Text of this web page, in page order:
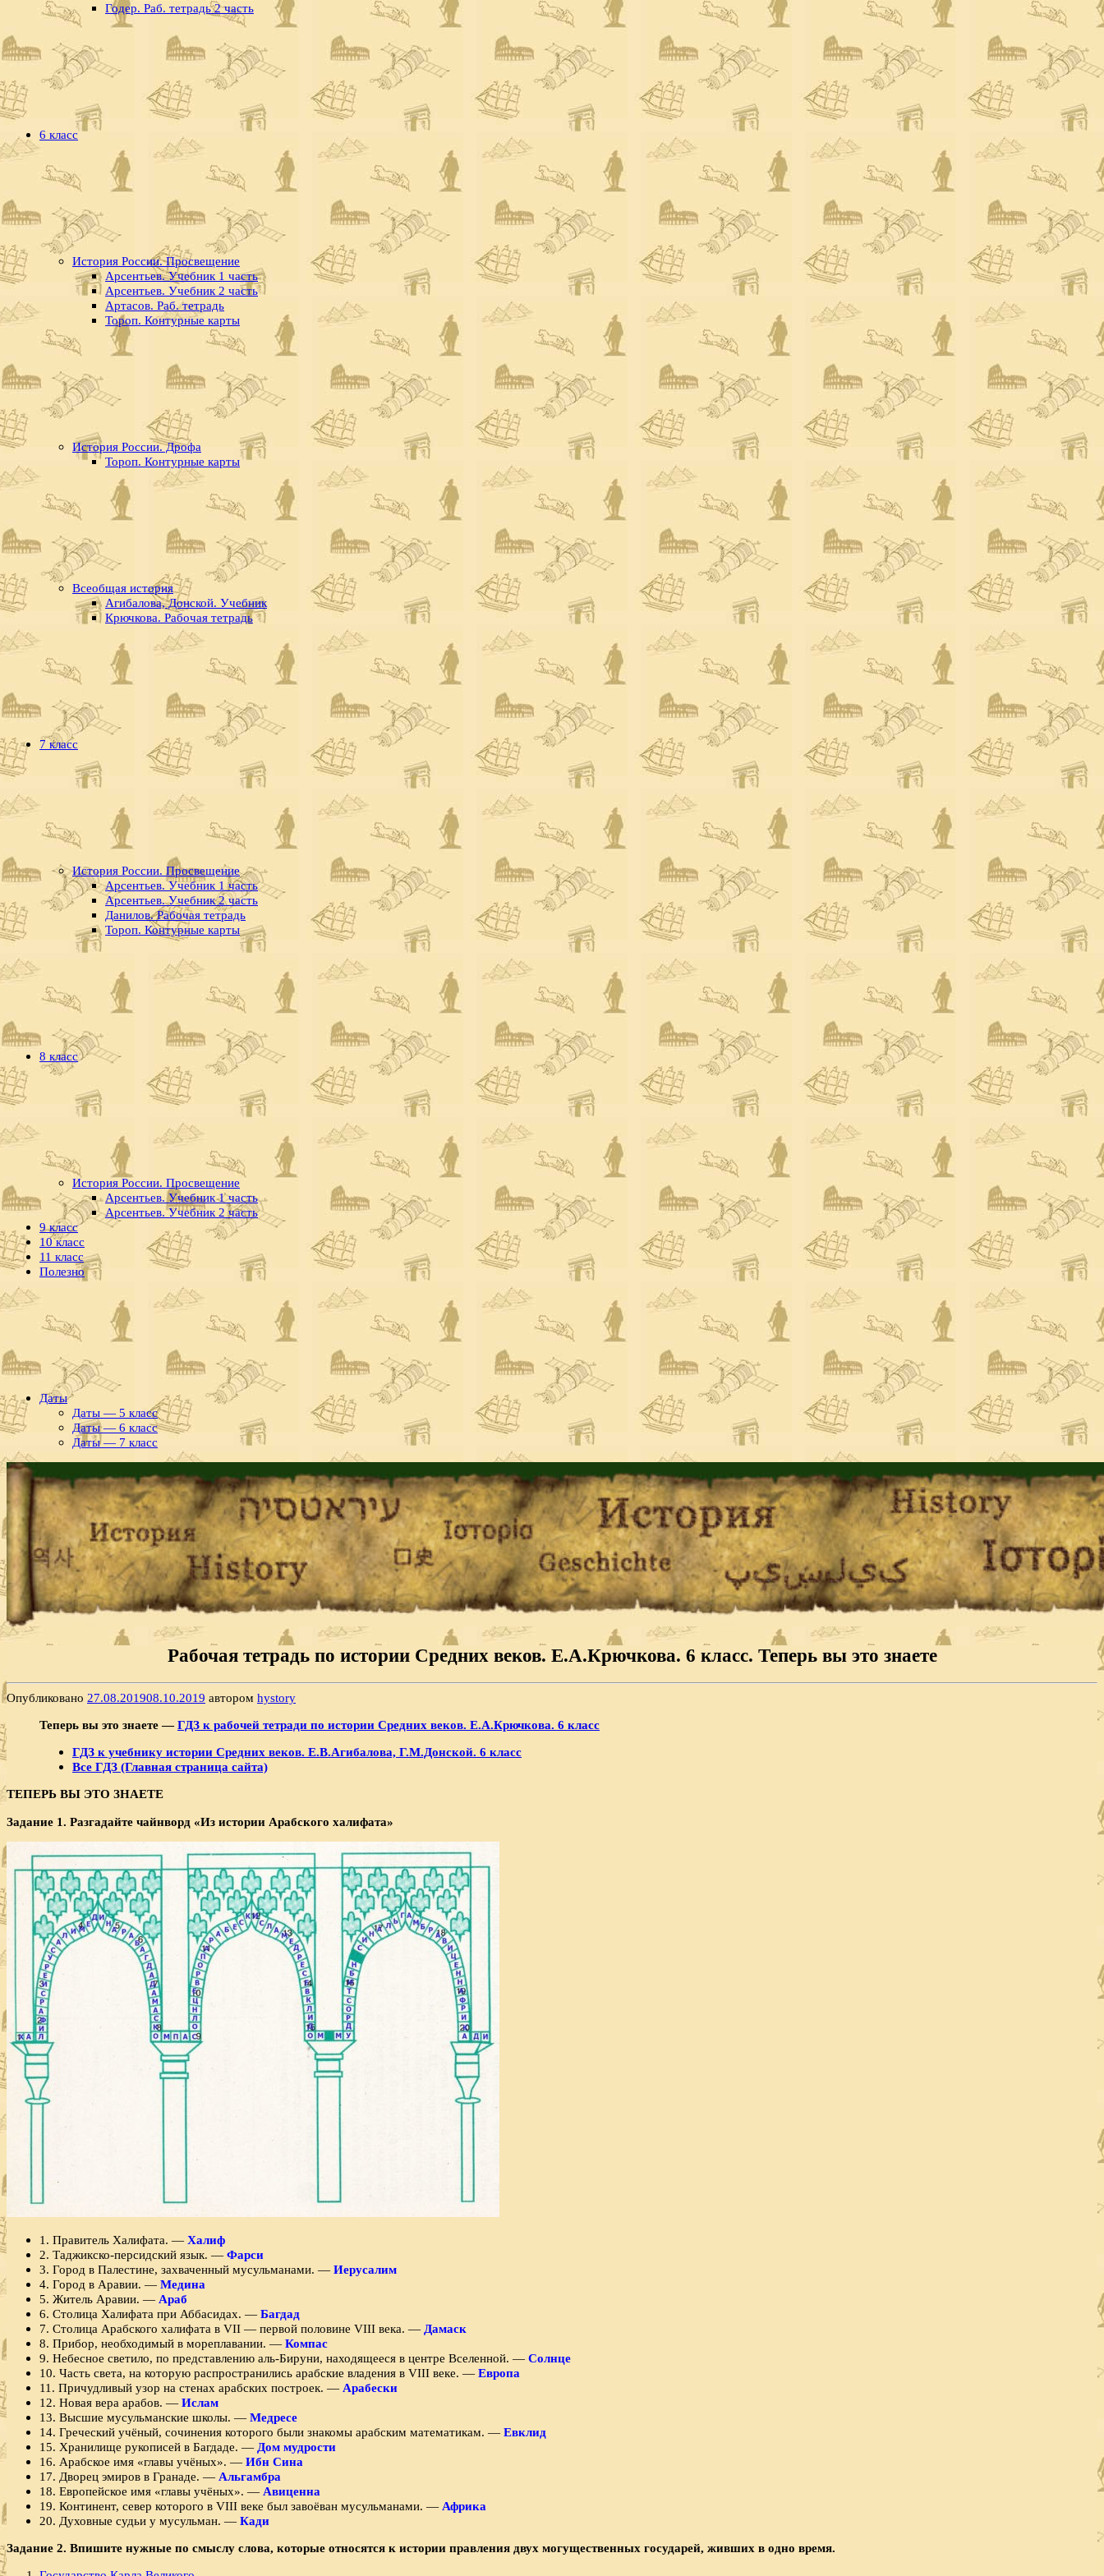
Годер. Раб. тетрадь 2 часть
6 класс
История России. Просвещение
Арсентьев. Учебник 1 часть
Арсентьев. Учебник 2 часть
Артасов. Раб. тетрадь
Тороп. Контурные карты
История России. Дрофа
Тороп. Контурные карты
Всеобщая история
Агибалова, Донской. Учебник
Крючкова. Рабочая тетрадь
7 класс
История России. Просвещение
Арсентьев. Учебник 1 часть
Арсентьев. Учебник 2 часть
Данилов. Рабочая тетрадь
Тороп. Контурные карты
8 класс
История России. Просвещение
Арсентьев. Учебник 1 часть
Арсентьев. Учебник 2 часть
9 класс
10 класс
11 класс
Полезно
Даты
Даты — 5 класс
Даты — 6 класс
Даты — 7 класс
Рабочая тетрадь по истории Средних веков. Е.А.Крючкова. 6 класс. Теперь вы это знаете
Опубликовано 27.08.201908.10.2019 автором hystory
Теперь вы это знаете —ГДЗ к рабочей тетради по истории Средних веков. Е.А.Крючкова. 6 класс
ГДЗ к учебнику истории Средних веков. Е.В.Агибалова, Г.М.Донской. 6 класс
Все ГДЗ (Главная страница сайта)
ТЕПЕРЬ ВЫ ЭТО ЗНАЕТЕ
Задание 1. Разгадайте чайнворд «Из истории Арабского халифата»
1. Правитель Халифата. — Халиф
2. Таджикско-персидский язык. — Фарси
3. Город в Палестине, захваченный мусульманами. — Иерусалим
4. Город в Аравии. — Медина
5. Житель Аравии. — Араб
6. Столица Халифата при Аббасидах. — Багдад
7. Столица Арабского халифата в VII — первой половине VIII века. — Дамаск
8. Прибор, необходимый в мореплавании. — Компас
9. Небесное светило, по представлению аль-Бируни, находящееся в центре Вселенной. — Солнце
10. Часть света, на которую распространились арабские владения в VIII веке. — Европа
11. Причудливый узор на стенах арабских построек. — Арабески
12. Новая вера арабов. — Ислам
13. Высшие мусульманские школы. — Медресе
14. Греческий учёный, сочинения которого были знакомы арабским математикам. — Евклид
15. Хранилище рукописей в Багдаде. — Дом мудрости
16. Арабское имя «главы учёных». — Ибн Сина
17. Дворец эмиров в Гранаде. — Альгамбра
18. Европейское имя «главы учёных». — Авиценна
19. Континент, север которого в VIII веке был завоёван мусульманами. — Африка
20. Духовные судьи у мусульман. — Кади
Задание 2. Впишите нужные по смыслу слова, которые относятся к истории правления двух могущественных государей, живших в одно время.